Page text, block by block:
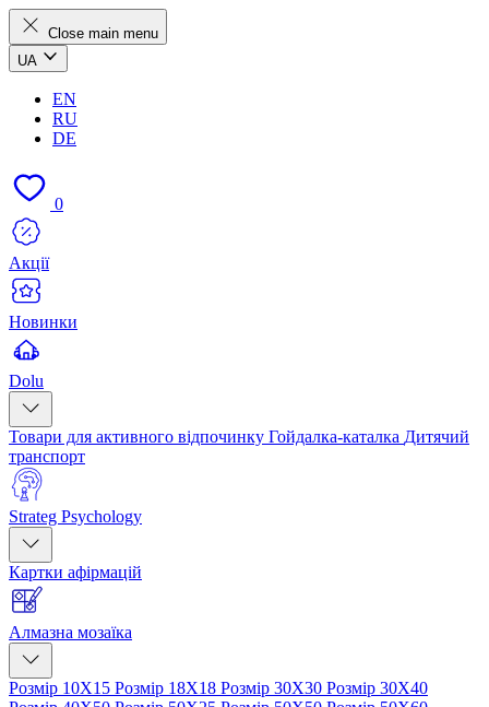
Close main menu
UA
EN
RU
DE
0
Акції
Новинки
Dolu
Товари для активного відпочинку Гойдалка-каталка Дитячий
транспорт
Strateg Psychology
Картки афірмацій
Алмазна мозаїка
Розмір 10Х15 Розмір 18Х18 Розмір 30Х30 Розмір 30Х40